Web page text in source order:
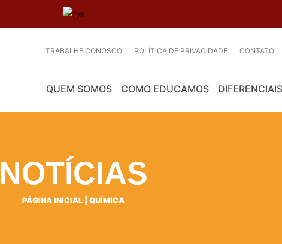
TRABALHE CONOSCO POLÍTICA DE PRIVACIDADE CONTATO
QUEM SOMOS COMO EDUCAMOS DIFERENCIAIS
NOTÍCIAS
PÁGINA INICIAL| QUÍMICA